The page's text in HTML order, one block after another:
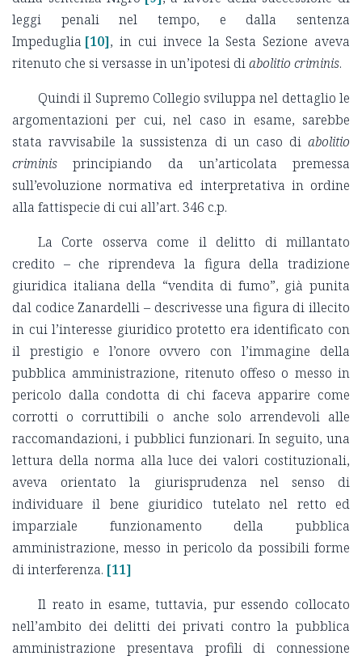
leggi penali nel tempo, e dalla sentenza
Impeduglia [10], in cui invece la Sesta Sezione aveva
ritenuto che si versasse in un’ipotesi diabolitio criminis.
Quindi il Supremo Collegio sviluppa nel dettaglio le
argomentazioni per cui, nel caso in esame, sarebbe
stata ravvisabile la sussistenza di un caso di abolitio
criminis principiando da un’articolata premessa
sull’evoluzione normativa ed interpretativa in ordine
alla fattispecie di cui all’art. 346 c.p.
La Corte osserva come il delitto di millantato
credito – che riprendeva la figura della tradizione
giuridica italiana della “vendita di fumo”, già punita
dal codice Zanardelli – descrivesse una figura di illecito
in cui l’interesse giuridico protetto era identificato con
il prestigio e l’onore ovvero con l’immagine della
pubblica amministrazione, ritenuto offeso o messo in
pericolo dalla condotta di chi faceva apparire come
corrotti o corruttibili o anche solo arrendevoli alle
raccomandazioni, i pubblici funzionari. In seguito, una
lettura della norma alla luce dei valori costituzionali,
aveva orientato la giurisprudenza nel senso di
individuare il bene giuridico tutelato nel retto ed
imparziale funzionamento della pubblica
amministrazione, messo in pericolo da possibili forme
di interferenza. [11]
Il reato in esame, tuttavia, pur essendo collocato
nell’ambito dei delitti dei privati contro la pubblica
amministrazione presentava profili di connessione